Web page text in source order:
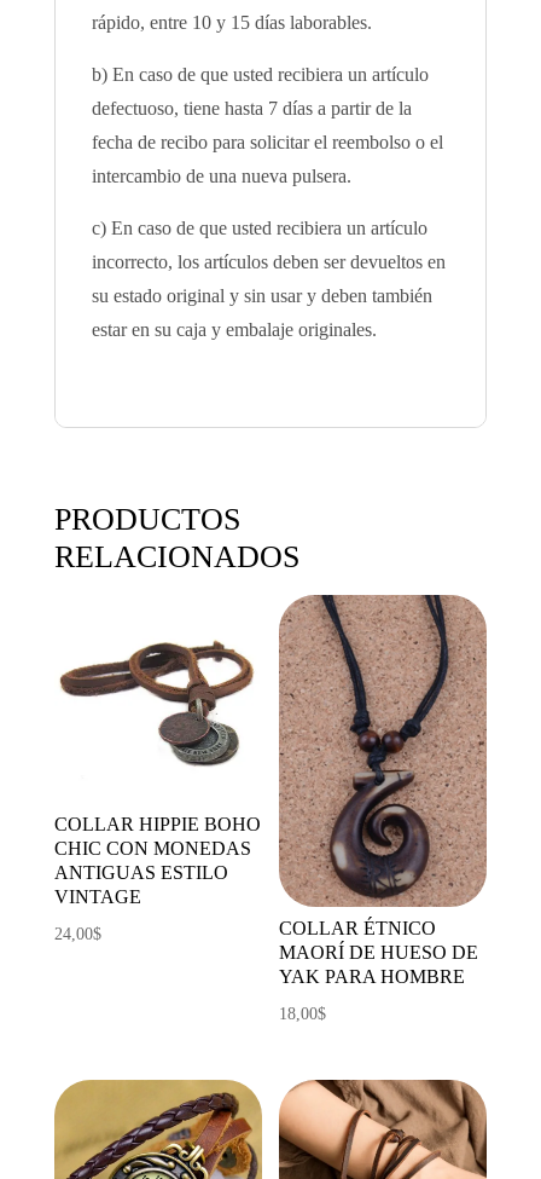
rápido, entre 10 y 15 días laborables.
b) En caso de que usted recibiera un artículo
defectuoso, tiene hasta 7 días a partir de la
fecha de recibo para solicitar el reembolso o el
intercambio de una nueva pulsera.
c) En caso de que usted recibiera un artículo
incorrecto, los artículos deben ser devueltos en
su estado original y sin usar y deben también
estar en su caja y embalaje originales.
PRODUCTOS
RELACIONADOS
COLLAR HIPPIE BOHO
CHIC CON MONEDAS
ANTIGUAS ESTILO
VINTAGE
24,00$
COLLAR ÉTNICO
MAORÍ DE HUESO DE
YAK PARA HOMBRE
18,00$